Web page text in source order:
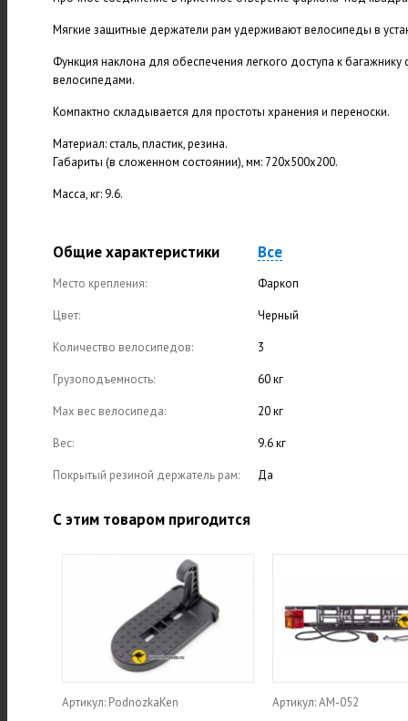
Мягкие защитные держатели рам удерживают велосипеды в
Функция наклона для обеспечения легкого доступа к багажнику
велосипедами.
Компактно складывается для простоты хранения и переноски.
Материал: сталь, пластик, резина.
Габариты (в сложенном состоянии), мм: 720x500x200.
Масса, кг: 9.6.
Общие характеристики Все
Место крепления: Фаркоп
Цвет: Черный
Количество велосипедов: 3
Грузоподъемность: 60 кг
Max вес велосипеда: 20 кг
Вес: 9.6 кг
Покрытый резиной держатель рам: Да
С этим товаром пригодится
Артикул: PodnozkaKen Артикул: АМ-052